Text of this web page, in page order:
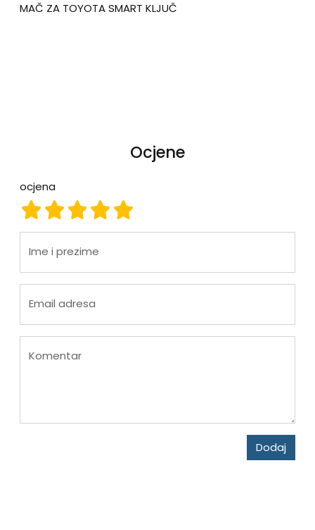
MAČ ZA TOYOTA SMART KLJUČ
Ocjene
ocjena
ocjena 5
ocjena 4
ocjena 3
ocjena 2
ocjena 1
Ime i prezime
Email adresa
Komentar
Dodaj